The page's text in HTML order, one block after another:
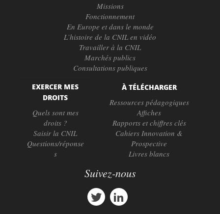
Missions
Fonctionnement
En Europe et dans le monde
L’histoire de la CNIL en vidéo
Travailler à la CNIL
Marchés publics
Consultations publiques
EXERCER MES
DROITS
Quels sont mes
droits ?
Saisir la CNIL
Questions/réponse
s
À TÉLÉCHARGER
Ressources pédagogiques
Affiches
Rapports et chiffres clés
Cahiers Innovation &
Prospective
Livres blancs
Suivez-nous